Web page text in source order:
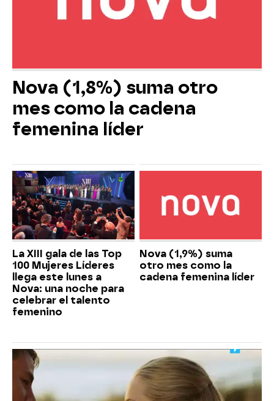
Nova (1,8%) suma otro
mes como la cadena
femenina líder
La XIII gala de las Top
100 Mujeres Líderes
llega este lunes a
Nova: una noche para
celebrar el talento
femenino
Nova (1,9%) suma
otro mes como la
cadena femenina líder